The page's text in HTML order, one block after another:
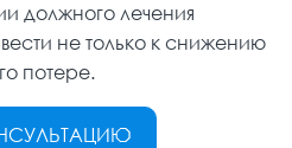
должного лечения
не только к снижению
потере.